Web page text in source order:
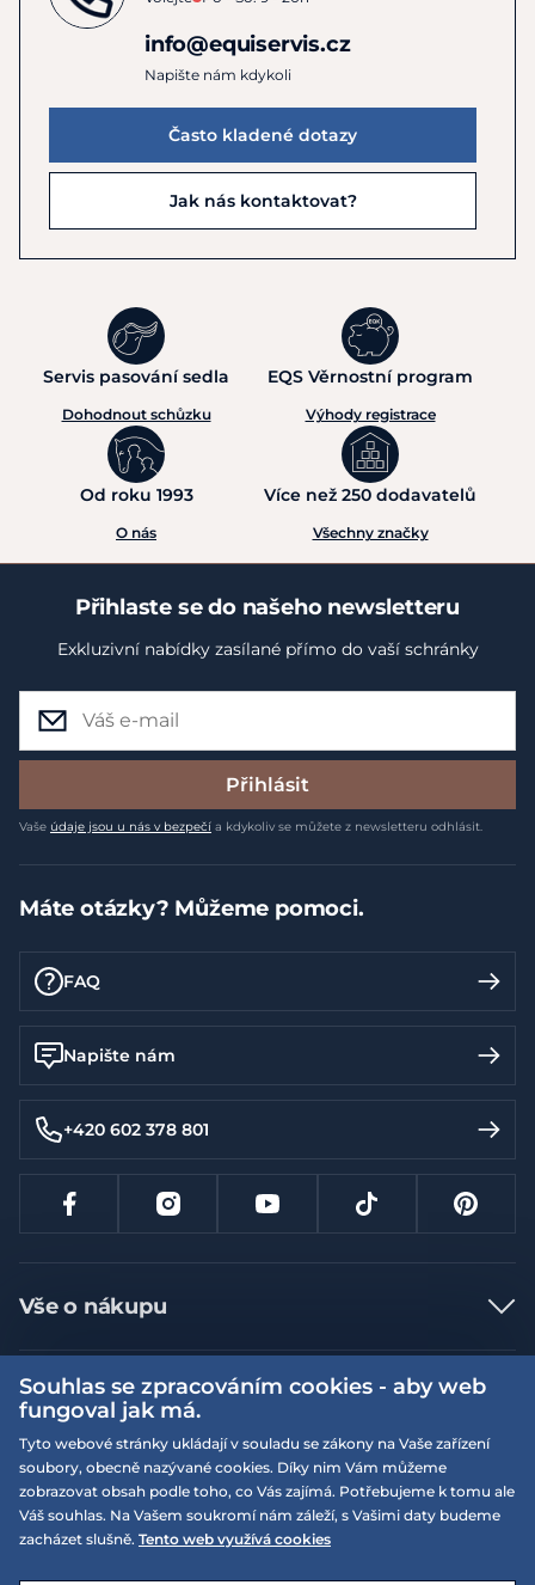
info@equiservis.cz
Napište nám kdykoli
Často kladené dotazy
Jak nás kontaktovat?
Servis pasování sedla
Dohodnout schůzku
EQS Věrnostní program
Výhody registrace
Od roku 1993
O nás
Více než 250 dodavatelů
Všechny značky
Přihlaste se do našeho newsletteru
Exkluzivní nabídky zasílané přímo do vaší schránky
Přihlásit
Vaše údaje jsou u nás v bezpečí a kdykoliv se můžete z newsletteru odhlásit.
Máte otázky? Můžeme pomoci.
FAQ
Napište nám
+420 602 378 801
Vše o nákupu
Jak nakupovat
Nejčastější dotazy
Doprava a platba
Vrácení a výměna zboží
Reklamace
Velikostní tabulky
Více informací
Obchodní podmínky
Podmínky EQS věrnostního klubu
On-line katalogy
Naše prodejny
EQS Rudná
Souhlas se zpracováním cookies - aby web
fungoval jak má.
Tyto webové stránky ukládají v souladu se zákony na Vaše zařízení
soubory, obecně nazývané cookies. Díky nim Vám můžeme
zobrazovat obsah podle toho, co Vás zajímá. Potřebujeme k tomu ale
Váš souhlas. Na Vašem soukromí nám záleží, s Vašimi daty budeme
zacházet slušně. Tento web využívá cookies